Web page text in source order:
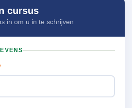
cursus
in om u in te schrijven